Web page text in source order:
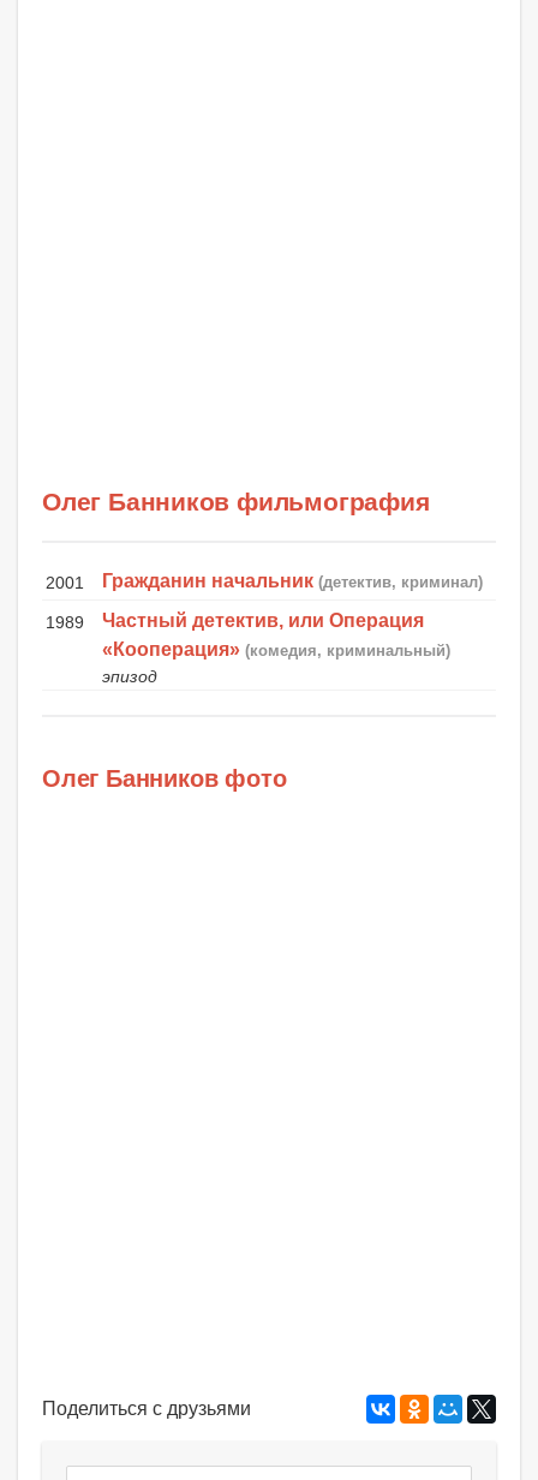
Олег Банников фильмография
2001 Гражданин начальник (детектив, криминал)
1989
Частный детектив, или Операция
«Кооперация» (комедия, криминальный)
эпизод
Олег Банников фото
Поделиться с друзьями